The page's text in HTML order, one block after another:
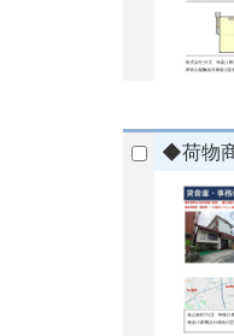
◆荷物